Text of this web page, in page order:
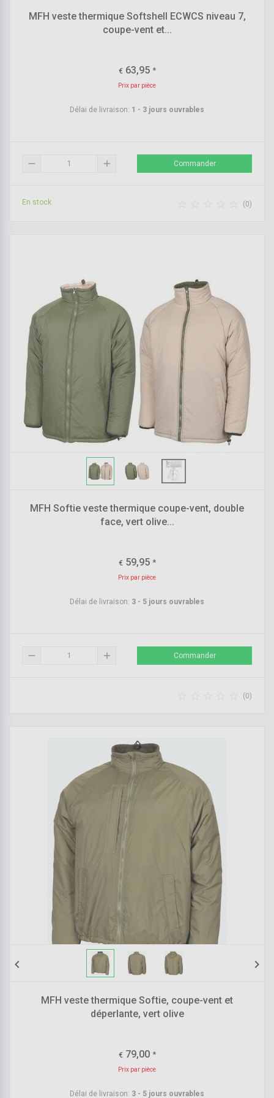
MFH veste thermique Softshell ECWCS niveau 7,
coupe-vent et...
€63,95 *
Prix par pièce
Délai de livraison: 1 - 3 jours ouvrables
remove add Commander
En stock (0)
MFH Softie veste thermique coupe-vent, double
face, vert olive...
€59,95 *
Prix par pièce
Délai de livraison: 3 - 5 jours ouvrables
remove add Commander
(0)
chevron_left chevron_right
MFH veste thermique Softie, coupe-vent et
déperlante, vert olive
€79,00 *
Prix par pièce
Délai de livraison: 3 - 5 jours ouvrables